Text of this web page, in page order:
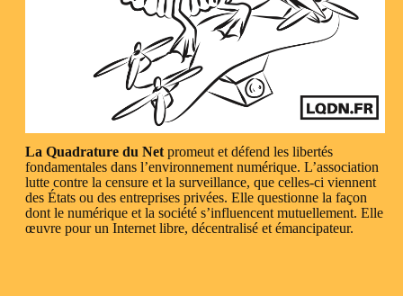
La Quadrature du Net promeut et défend les libertés
fondamentales dans l’environnement numérique. L’association
lutte contre la censure et la surveillance, que celles-ci viennent
des États ou des entreprises privées. Elle questionne la façon
dont le numérique et la société s’influencent mutuellement. Elle
œuvre pour un Internet libre, décentralisé et émancipateur.